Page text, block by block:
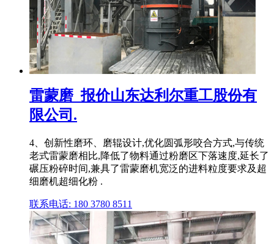
雷蒙磨_报价山东达利尔重工股份有
限公司.
4、创新性磨环、磨辊设计,优化圆弧形咬合方式,与传统
老式雷蒙磨相比,降低了物料通过粉磨区下落速度,延长了
碾压粉碎时间,兼具了雷蒙磨机宽泛的进料粒度要求及超
细磨机超细化粉 .
联系电话: 180 3780 8511